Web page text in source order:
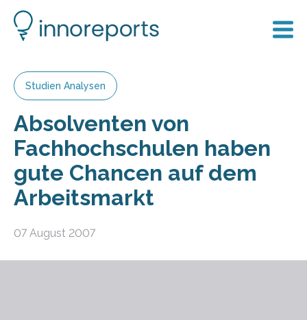
Studien Analysen
Absolventen von
Fachhochschulen haben
gute Chancen auf dem
Arbeitsmarkt
07 August 2007